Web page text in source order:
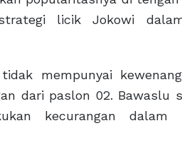
licik Jokowi dalam
mempunyai
dari paslon 02. Bawaslu
kecurangan dalam